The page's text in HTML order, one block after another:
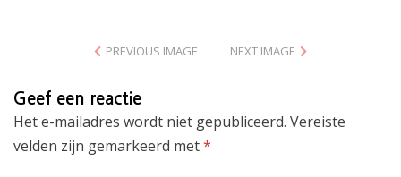
PREVIOUS IMAGE NEXT IMAGE
Geef een reactie
Het e-mailadres wordt niet gepubliceerd. Vereiste
velden zijn gemarkeerd met*